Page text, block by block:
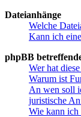
Dateianhänge
Welche
Kann ich
phpBB
Wer hat
Warum ist
An wen soll
juristische
Wie kann ich